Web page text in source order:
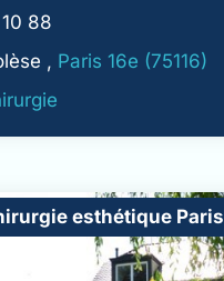
88
, Paris 16e (75116)
esthétique Paris